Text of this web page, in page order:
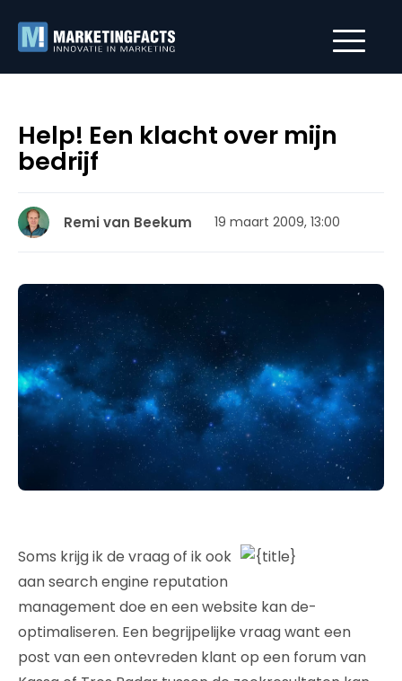
Help! Een klacht over mijn
bedrijf
Remi van Beekum 19 maart 2009, 13:00
Soms krijg ik de vraag of ik ook
aan search engine reputation
management doe en een website kan de-
optimaliseren. Een begrijpelijke vraag want een
post van een ontevreden klant op een forum van